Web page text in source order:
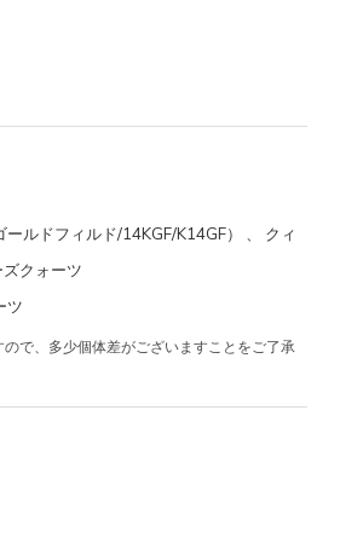
ルドフィルド/14KGF/K14GF）
クィ
クォーツ
ツ
で、多少個体差がございますことをご了承